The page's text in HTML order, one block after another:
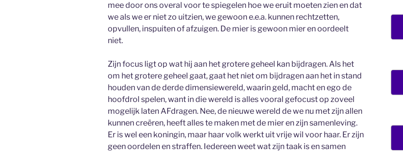
mee door ons overal voor te spiegelen hoe we eruit moeten zien en dat
we als we er niet zo uitzien, we gewoon e.e.a. kunnen rechtzetten,
opvullen, inspuiten of afzuigen. De mier is gewoon mier en oordeelt
niet.
Zijn focus ligt op wat hij aan het grotere geheel kan bijdragen. Als het
om het grotere geheel gaat, gaat het niet om bijdragen aan het in stand
houden van de derde dimensiewereld, waarin geld, macht en ego de
hoofdrol spelen, want in die wereld is alles vooral gefocust op zoveel
mogelijk laten AFdragen. Nee, de nieuwe wereld de we nu met zijn allen
kunnen creëren, heeft alles te maken met de mier en zijn samenleving.
Er is wel een koningin, maar haar volk werkt uit vrije wil voor haar. Er zijn
geen oordelen en straffen. Iedereen weet wat zijn taak is en samen